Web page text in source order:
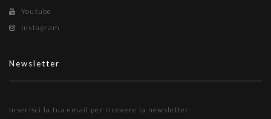
Youtube
Instagram
Newsletter
Inserisci la tua email per ricevere la newsletter